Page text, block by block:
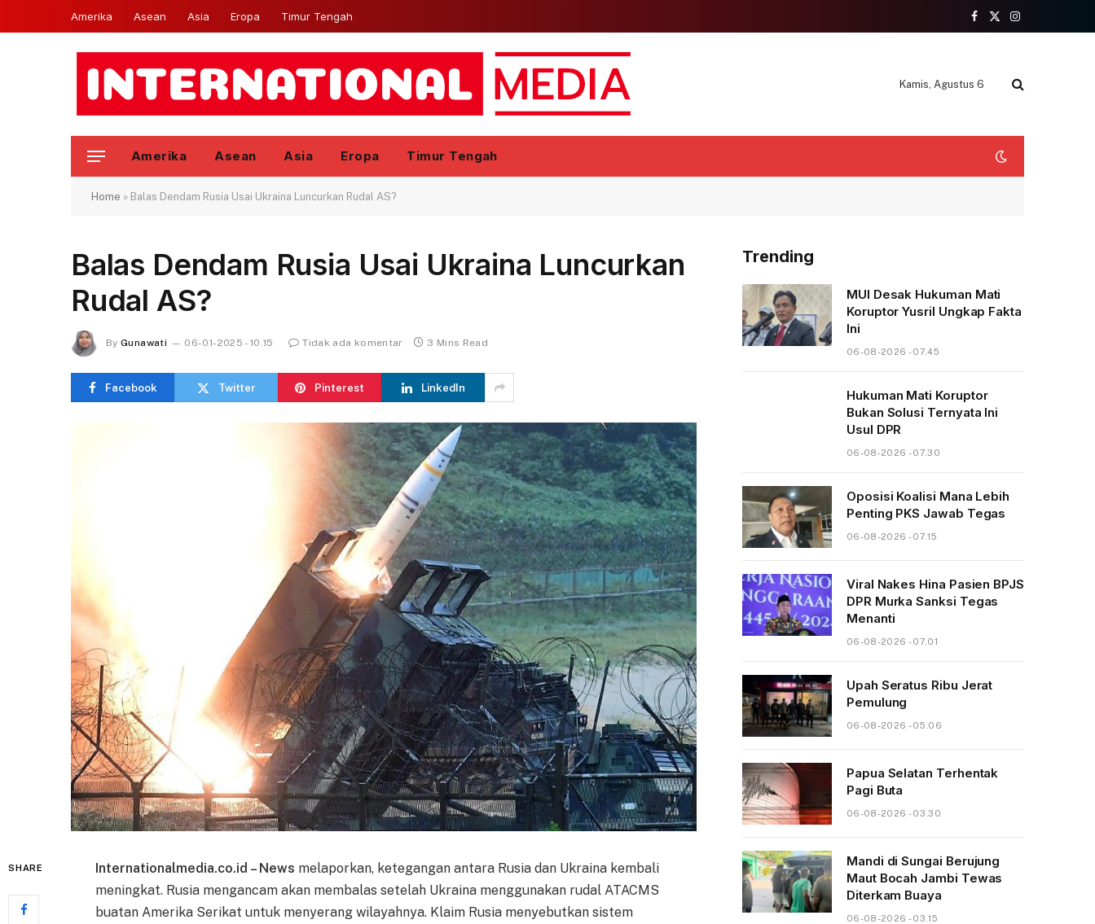
Amerika Asean Asia Eropa Timur Tengah
Facebook
X
Instagram
Kamis, Agustus 6
Amerika Asean Asia Eropa Timur Tengah
Home » Balas Dendam Rusia Usai Ukraina Luncurkan Rudal AS?
Balas Dendam Rusia Usai Ukraina Luncurkan
Rudal AS?
By Gunawati 06-01-2025 - 10.15 Tidak ada komentar 3 Mins Read
Facebook Twitter Pinterest LinkedIn
SHARE Internationalmedia.co.id – News melaporkan, ketegangan antara Rusia dan Ukraina kembali
meningkat. Rusia mengancam akan membalas setelah Ukraina menggunakan rudal ATACMS
buatan Amerika Serikat untuk menyerang wilayahnya. Klaim Rusia menyebutkan sistem
Trending
MUI Desak Hukuman Mati
Koruptor Yusril Ungkap Fakta
Ini
06-08-2026 - 07.45
Hukuman Mati Koruptor
Bukan Solusi Ternyata Ini
Usul DPR
06-08-2026 - 07.30
Oposisi Koalisi Mana Lebih
Penting PKS Jawab Tegas
06-08-2026 - 07.15
Viral Nakes Hina Pasien BPJS
DPR Murka Sanksi Tegas
Menanti
06-08-2026 - 07.01
Upah Seratus Ribu Jerat
Pemulung
06-08-2026 - 05.06
Papua Selatan Terhentak
Pagi Buta
06-08-2026 - 03.30
Mandi di Sungai Berujung
Maut Bocah Jambi Tewas
Diterkam Buaya
06-08-2026 - 03.15